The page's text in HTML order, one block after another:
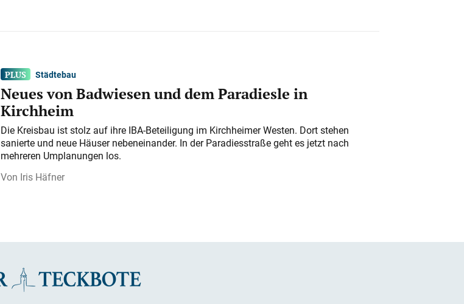
Städtebau
Neues von Badwiesen und dem Paradiesle in
Kirchheim
Die Kreisbau ist stolz auf ihre IBA-Beteiligung im Kirchheimer Westen. Dort stehen
sanierte und neue Häuser nebeneinander. In der Paradiesstraße geht es jetzt nach
mehreren Umplanungen los.
Iris Häfner